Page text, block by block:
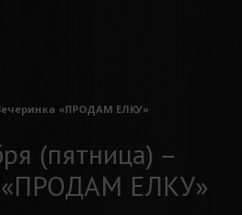
«ПРОДАМ ЕЛКУ»
(пятница) –
«ПРОДАМ ЕЛКУ»